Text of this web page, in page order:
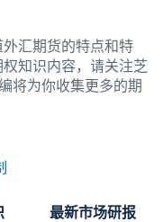
汇期货的特点和特
知识内容，请关注芝
将为你收集更多的期
最新市场研报